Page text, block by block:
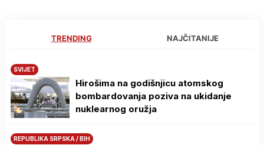
TRENDING NAJČITANIJE
SVIJET
Hirošima na godišnjicu atomskog
bombardovanja poziva na ukidanje
nuklearnog oružja
REPUBLIKA SRPSKA / BIH